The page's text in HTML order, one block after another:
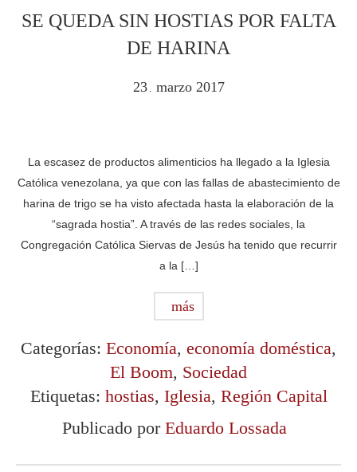
SE QUEDA SIN HOSTIAS POR FALTA
DE HARINA
23 . marzo 2017
La escasez de productos alimenticios ha llegado a la Iglesia
Católica venezolana, ya que con las fallas de abastecimiento de
harina de trigo se ha visto afectada hasta la elaboración de la
“sagrada hostia”. A través de las redes sociales, la
Congregación Católica Siervas de Jesús ha tenido que recurrir
a la […]
más
Categorías: Economía, economía doméstica,
El Boom, Sociedad
Etiquetas: hostias, Iglesia, Región Capital
Publicado por Eduardo Lossada